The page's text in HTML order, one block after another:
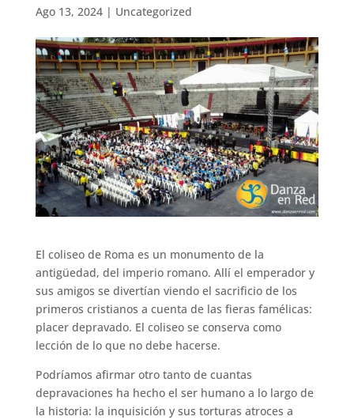
Ago 13, 2024| Uncategorized
El coliseo de Roma es un monumento de la
antigüedad, del imperio romano. Allí el emperador y
sus amigos se divertían viendo el sacrificio de los
primeros cristianos a cuenta de las fieras famélicas:
placer depravado. El coliseo se conserva como
lección de lo que no debe hacerse.
Podríamos afirmar otro tanto de cuantas
depravaciones ha hecho el ser humano a lo largo de
la historia: la inquisición y sus torturas atroces a